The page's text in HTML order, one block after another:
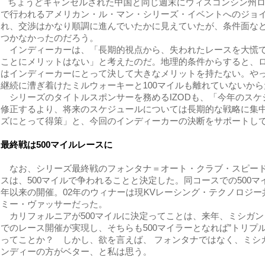
ちょうどキャンセルされた中国と同じ週末にウィスコンシン州
で行われるアメリカン・ル・マン・シリーズ・イベントへのジョ
れ、交渉はかなり順調に進んでいたかに見えていたが、条件面な
つかなかったのだろう。
インディーカーは、「長期的視点から、失われたレースを大慌
ことにメリットはない」と考えたのだ。地理的条件からすると、
はインディーカーにとって決して大きなメリットを持たない。や
継続に漕ぎ着けたミルウォーキーと100マイルも離れていないから
シリーズのタイトルスポンサーを務めるIZODも、「今年のスケ
修正するより、将来のスケジュールについては長期的な戦略に集
ズにとって得策」と、今回のインディーカーの決断をサポートして
最終戦は500マイルレースに
なお、シリーズ最終戦のフォンタナ＝オート・クラブ・スピー
スは、500マイルで争われることと決定した。同コースでの500マ
年以来の開催。02年のウィナーは現KVレーシング・テクノロジー
ミー・ヴァッサーだった。
カリフォルニアが500マイルに決定ってことは、来年、ミシガン
でのレース開催が実現し、そちらも500マイラーとなれば”トリプ
ってことか？ しかし、欲を言えば、 フォンタナではなく、ミシ
ンディーの方がベター、と私は思う。